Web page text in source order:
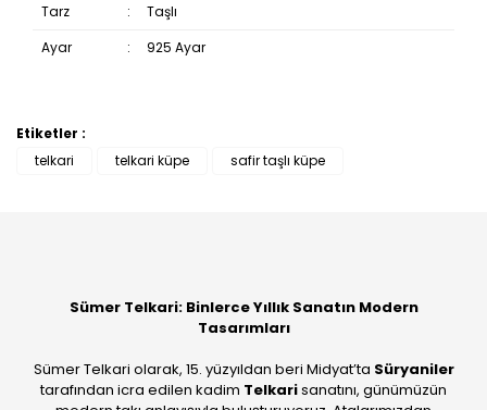
Tarz
:
Taşlı
Ayar
: 925 Ayar
Bu ürüne ilk yorumu siz yapın!
Etiketler :
telkari
telkari küpe safir taşlı küpe
Sümer Telkari: Binlerce Yıllık Sanatın Modern
Tasarımları
Sümer Telkari olarak, 15. yüzyıldan beri Midyat’ta Süryaniler
tarafından icra edilen kadim Telkarisanatını, günümüzün